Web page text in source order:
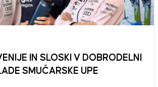
IN SLOSKI V DOBRODELNI
SMUČARSKE UPE